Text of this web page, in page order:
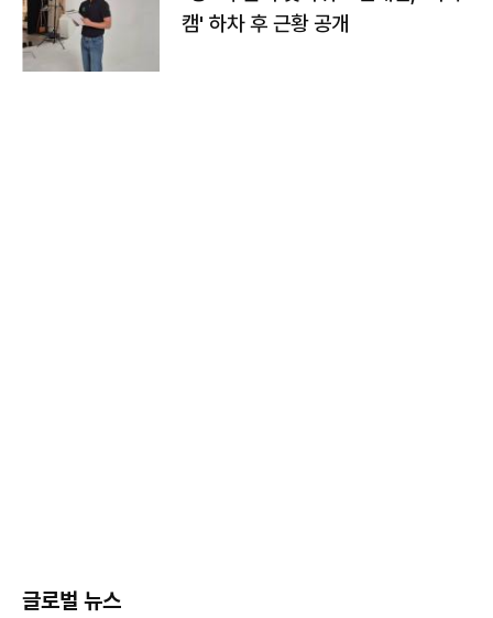
캠' 하차 후 근황 공개
글로벌 뉴스